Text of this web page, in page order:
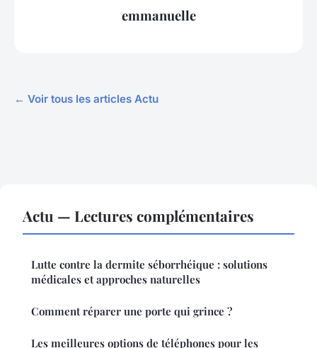
emmanuelle
← Voir tous les articles Actu
Actu — Lectures complémentaires
Lutte contre la dermite séborrhéique : solutions
médicales et approches naturelles
Comment réparer une porte qui grince ?
Les meilleures options de téléphones pour les